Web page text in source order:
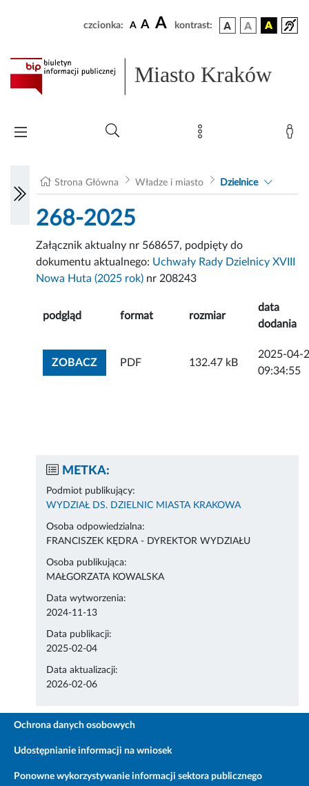
czcionka: A A A kontrast:
Miasto Kraków
Strona Główna Władze i miasto Dzielnice
268-2025
Załącznik aktualny nr 568657, podpięty do
dokumentu aktualnego: Uchwały Rady Dzielnicy XVIII
Nowa Huta (2025 rok) nr 208243
podgląd format rozmiar
data
dodania
ZOBACZZOBACZ ZAŁĄCZNIK
PDF 132.47 kB
2025-04-
09:34:55
METKA:
Podmiot publikujący:
WYDZIAŁ DS. DZIELNIC MIASTA KRAKOWA
Osoba odpowiedzialna:
FRANCISZEK KĘDRA - DYREKTOR WYDZIAŁU
Osoba publikująca:
MAŁGORZATA KOWALSKA
Data wytworzenia:
2024-11-13
Data publikacji:
2025-02-04
Data aktualizacji:
2026-02-06
Ochrona danych osobowych
Udostępnianie informacji na wniosek
Ponowne wykorzystywanie informacji sektora publicznego